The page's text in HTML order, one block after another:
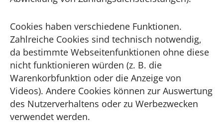
Cookies haben verschiedene Funktionen.
Zahlreiche Cookies sind technisch notwendig,
da bestimmte Webseitenfunktionen ohne diese
nicht funktionieren würden (z. B. die
Warenkorbfunktion oder die Anzeige von
Videos). Andere Cookies können zur Auswertung
des Nutzerverhaltens oder zu Werbezwecken
verwendet werden.